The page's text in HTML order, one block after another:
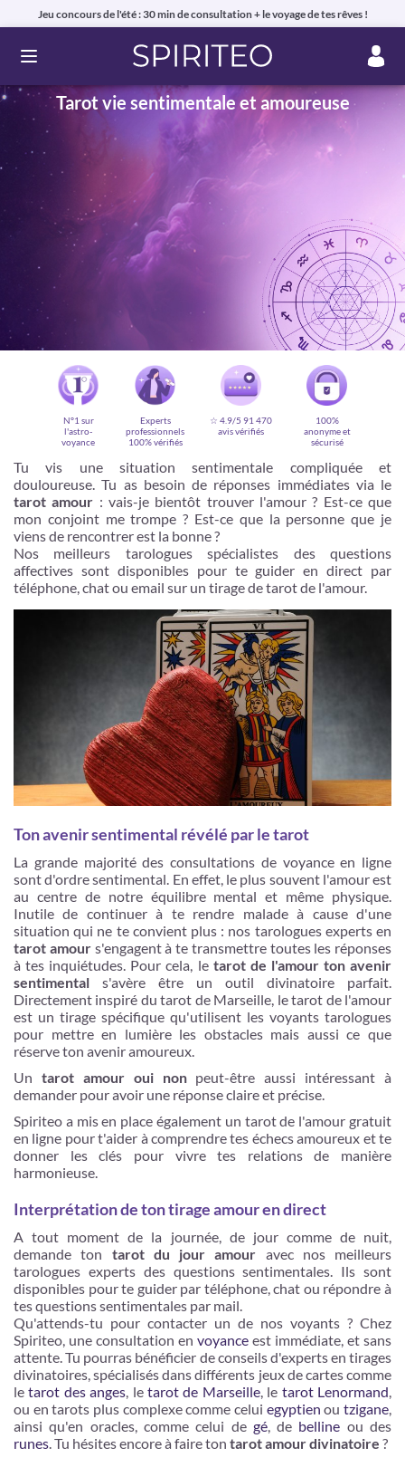
Jeu concours de l'été : 30 min de consultation + le voyage de tes rêves !
Ouvrir le menu
Tarot vie sentimentale et amoureuse
Voyance privée en ligne par téléphone, chat ou mail
99% de clients satisfaits, avis authentiques !
Je m'inscris
N°1 sur
l'astro-
voyance
Experts
professionnels
100% vérifiés
☆ 4.9/5 91 470
avis vérifiés
100%
anonyme et
sécurisé
Tu vis une situation sentimentale compliquée et
douloureuse. Tu as besoin de réponses immédiates via le
tarot amour : vais-je bientôt trouver l'amour ? Est-ce que
mon conjoint me trompe ? Est-ce que la personne que je
viens de rencontrer est la bonne ?
Nos meilleurs tarologues spécialistes des questions
affectives sont disponibles pour te guider en direct par
téléphone, chat ou email sur un tirage de tarot de l'amour.
Ton avenir sentimental révélé par le tarot
La grande majorité des consultations de voyance en ligne
sont d'ordre sentimental. En effet, le plus souvent l'amour est
au centre de notre équilibre mental et même physique.
Inutile de continuer à te rendre malade à cause d'une
situation qui ne te convient plus : nos tarologues experts en
tarot amours'engagent à te transmettre toutes les réponses
à tes inquiétudes. Pour cela, le tarot de l'amour ton avenir
sentimental s'avère être un outil divinatoire parfait.
Directement inspiré du tarot de Marseille, le tarot de l'amour
est un tirage spécifique qu'utilisent les voyants tarologues
pour mettre en lumière les obstacles mais aussi ce que
réserve ton avenir amoureux.
Un tarot amour oui nonpeut-être aussi intéressant à
demander pour avoir une réponse claire et précise.
Spiriteo a mis en place également un tarot de l'amour gratuit
en ligne pour t'aider à comprendre tes échecs amoureux et te
donner les clés pour vivre tes relations de manière
harmonieuse.
Interprétation de ton tirage amour en direct
A tout moment de la journée, de jour comme de nuit,
demande ton tarot du jour amour avec nos meilleurs
tarologues experts des questions sentimentales. Ils sont
disponibles pour te guider par téléphone, chat ou répondre à
tes questions sentimentales par mail.
Qu'attends-tu pour contacter un de nos voyants ? Chez
Spiriteo, une consultation en voyance est immédiate, et sans
attente. Tu pourras bénéficier de conseils d'experts en tirages
divinatoires, spécialisés dans différents jeux de cartes comme
letarot des anges, letarot de Marseille, le tarot Lenormand,
ou en tarots plus complexe comme celui egyptien outzigane,
ainsi qu'en oracles, comme celui de gé, de belline ou des
runes. Tu hésites encore à faire ton tarot amour divinatoire ?